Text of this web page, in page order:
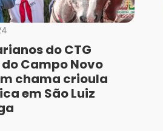
do CTG
do Campo Novo
chama crioula
em São Luiz